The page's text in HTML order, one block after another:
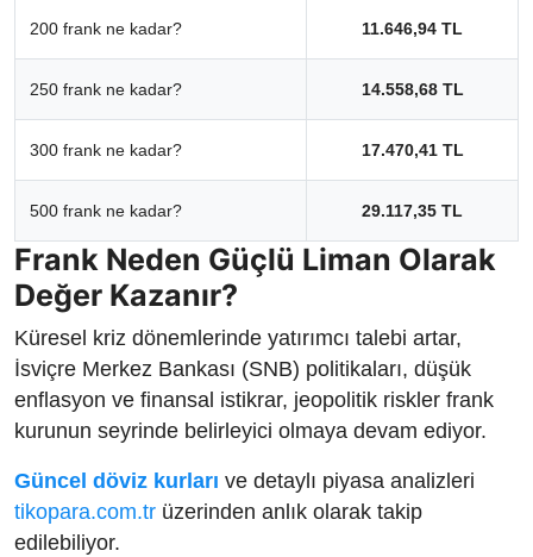
200 frank ne kadar? 11.646,94 TL
250 frank ne kadar? 14.558,68 TL
300 frank ne kadar? 17.470,41 TL
500 frank ne kadar? 29.117,35 TL
Frank Neden Güçlü Liman Olarak
Değer Kazanır?
Küresel kriz dönemlerinde yatırımcı talebi artar,
İsviçre Merkez Bankası (SNB) politikaları, düşük
enflasyon ve finansal istikrar, jeopolitik riskler frank
kurunun seyrinde belirleyici olmaya devam ediyor.
Güncel döviz kurları ve detaylı piyasa analizleri
tikopara.com.tr üzerinden anlık olarak takip
edilebiliyor.